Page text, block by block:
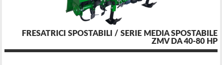
FRESATRICI SPOSTABILI / SERIE MEDIA SPOSTABILE
ZMV DA 40-80 HP